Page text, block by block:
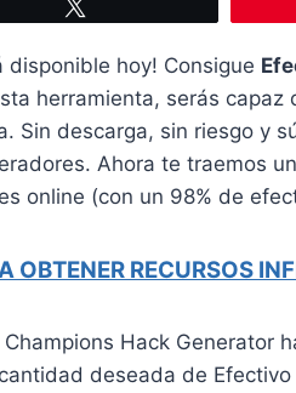
disponible hoy! Consigue
herramienta, serás capaz
Sin descarga, sin riesgo y
Ahora te traemos
online (con un 98% de
OBTENER RECURSOS
Hack Generator
deseada de Efectivo